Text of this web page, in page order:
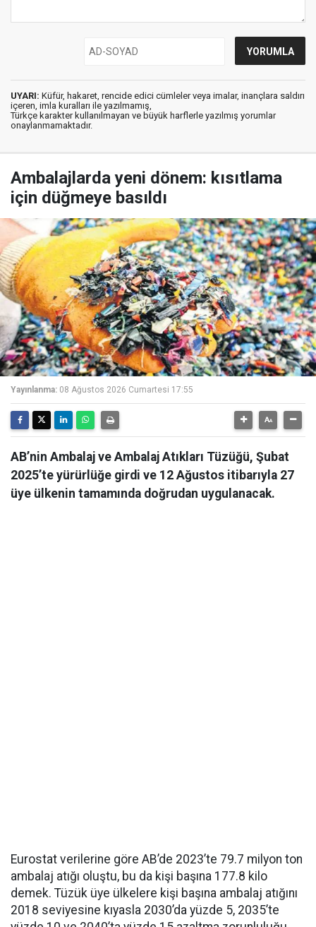
UYARI: Küfür, hakaret, rencide edici cümleler veya imalar, inançlara saldırı
içeren, imla kuralları ile yazılmamış,
Türkçe karakter kullanılmayan ve büyük harflerle yazılmış yorumlar
onaylanmamaktadır.
Ambalajlarda yeni dönem: kısıtlama
için düğmeye basıldı
Yayınlanma: 08 Ağustos 2026 Cumartesi 17:55
AB’nin Ambalaj ve Ambalaj Atıkları Tüzüğü, Şubat
2025’te yürürlüğe girdi ve 12 Ağustos itibarıyla 27
üye ülkenin tamamında doğrudan uygulanacak.
Eurostat verilerine göre AB’de 2023’te 79.7 milyon ton
ambalaj atığı oluştu, bu da kişi başına 177.8 kilo
demek. Tüzük üye ülkelere kişi başına ambalaj atığını
2018 seviyesine kıyasla 2030’da yüzde 5, 2035’te